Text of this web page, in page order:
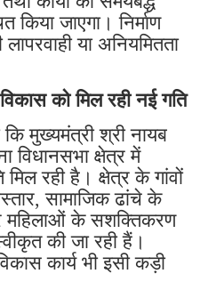
किया जाएगा। निर्माण
या अनियमितता
को मिल रही नई गति
मुख्यमंत्री श्री नायब
विधानसभा क्षेत्र में
मिल रही है। क्षेत्र के गांवों
सामाजिक ढांचे के
के सशक्तिकरण
की जा रही हैं।
कार्य भी इसी कड़ी